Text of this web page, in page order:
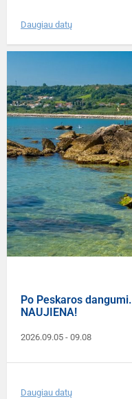
Daugiau datų
Po Peskaros
NAUJIENA!
2026.09.05 - 09.08
Daugiau datų